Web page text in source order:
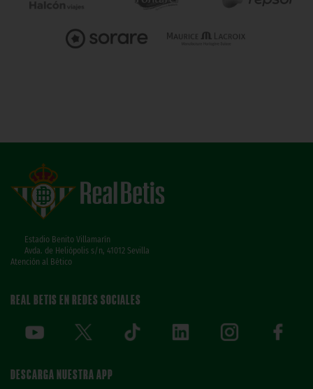
Estadio Benito Villamarín
Avda. de Heliópolis s/n, 41012 Sevilla
Atención al Bético
REAL BETIS EN REDES SOCIALES
DESCARGA NUESTRA APP